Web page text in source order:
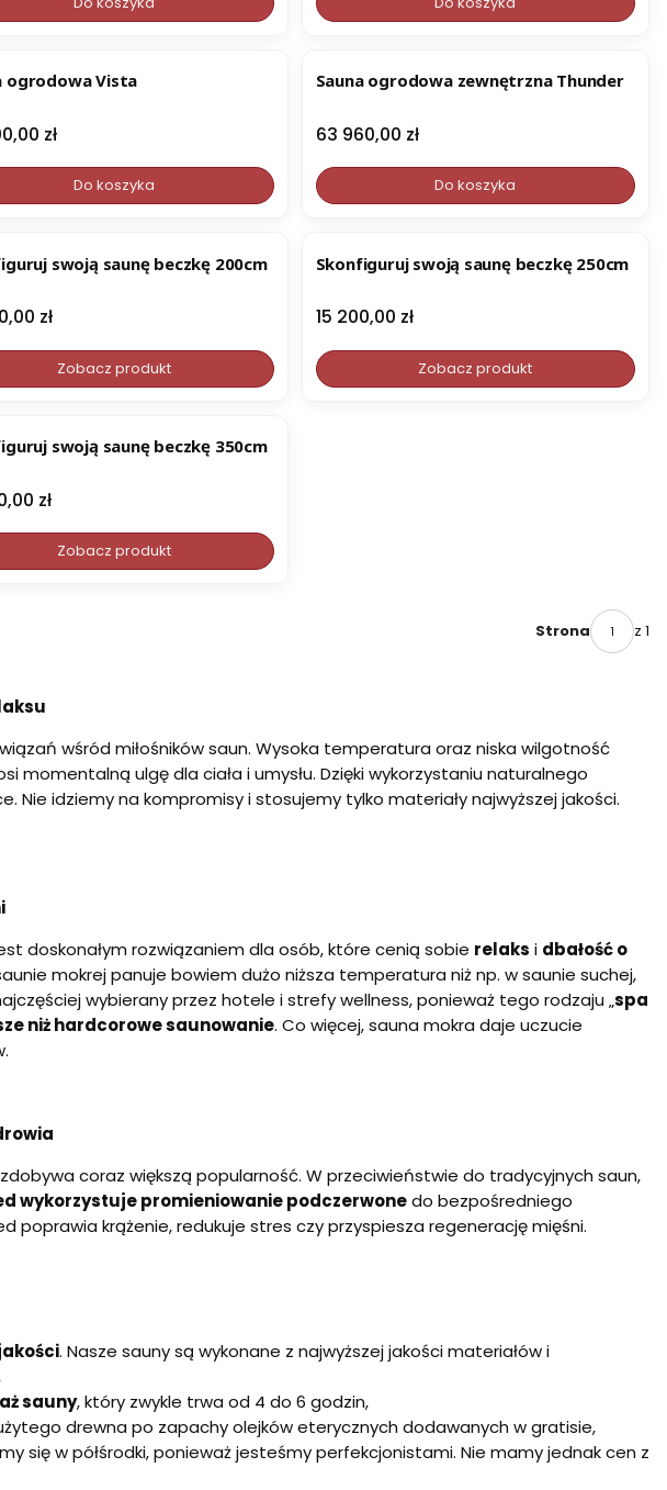
ogrodowa Vista
zł
Do koszyka
Sauna ogrodowa zewnętrzna Thunder
Cena
63 960,00 zł
Do koszyka
swoją saunę beczkę 200cm
zł
Zobacz produkt
Skonfiguruj swoją saunę beczkę 250cm
Cena
15 200,00 zł
Zobacz produkt
swoją saunę beczkę 350cm
zł
Zobacz produkt
Strona z 1
wśród miłośników saun. Wysoka temperatura oraz niska wilgotność
momentalną ulgę dla ciała i umysłu. Dzięki wykorzystaniu naturalnego
Nie idziemy na kompromisy i stosujemy tylko materiały najwyższej jakości.
doskonałym rozwiązaniem dla osób, które cenią sobie relaks i dbałość o
mokrej panuje bowiem dużo niższa temperatura niż np. w saunie suchej,
wybierany przez hotele i strefy wellness, ponieważ tego rodzaju „spa
niż hardcorowe saunowanie. Co więcej, sauna mokra daje uczucie
coraz większą popularność. W przeciwieństwie do tradycyjnych saun,
wykorzystuje promieniowanie podczerwonedo bezpośredniego
poprawia krążenie, redukuje stres czy przyspiesza regenerację mięśni.
. Nasze sauny są wykonane z najwyższej jakości materiałów i
sauny, który zwykle trwa od 4 do 6 godzin,
drewna po zapachy olejków eterycznych dodawanych w gratisie,
się w półśrodki, ponieważ jesteśmy perfekcjonistami. Nie mamy jednak cen z